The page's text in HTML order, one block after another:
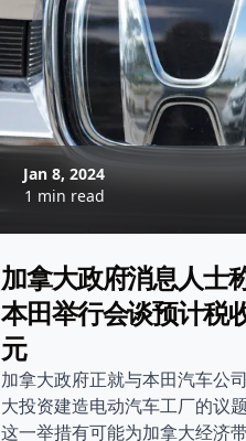
Jan 8, 2024
1 min read
加拿大政府消息人士
本田举行会谈预计税
元
加拿大政府正就与本田汽车公
大投资建造电动汽车工厂的议题
这一举措有可能为加拿大经济